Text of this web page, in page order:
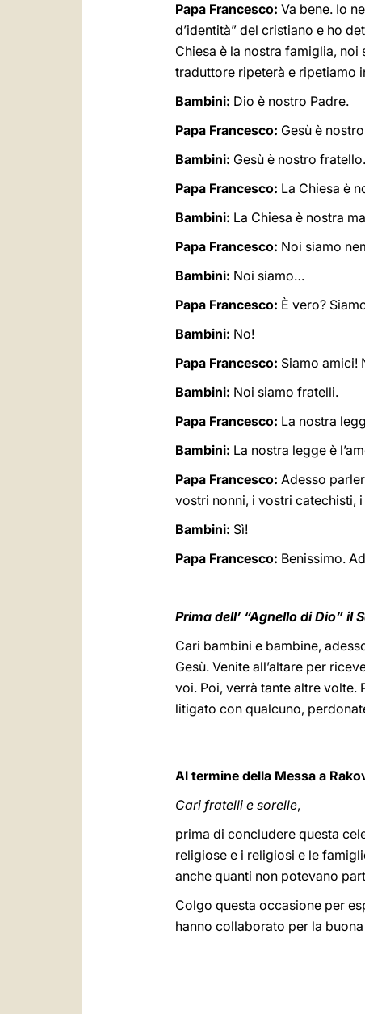
Papa Francesco: Va bene. Io
d’identità” del cristiano e ho
Chiesa è la nostra famiglia,
traduttore ripeterà e ripetiamo
Bambini: Dio è nostro Padre.
Papa Francesco: Gesù è
Bambini: Gesù è nostro fratello.
Papa Francesco: La Chiesa è
Bambini: La Chiesa è nostra
Papa Francesco: Noi siamo
Bambini: Noi siamo…
Papa Francesco: È vero?
Bambini: No!
Papa Francesco: Siamo amici!
Bambini: Noi siamo fratelli.
Papa Francesco: La nostra
Bambini: La nostra legge è
Papa Francesco: Adesso
vostri nonni, i vostri catechisti,
Bambini: Sì!
Papa Francesco: Benissimo.
Prima dell’ “Agnello di Dio”
Cari bambini e bambine,
Gesù. Venite all’altare per
voi. Poi, verrà tante altre volte.
litigato con qualcuno,
Al termine della Messa a
Cari fratelli e sorelle,
prima di concludere questa
religiose e i religiosi e le
anche quanti non potevano
Colgo questa occasione per
hanno collaborato per la